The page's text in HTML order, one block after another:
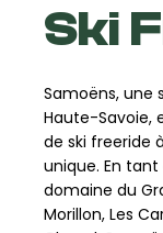
Ski
Samoëns, une
Haute-Savoie,
de ski freeride
unique. En
domaine du
Morillon, Les